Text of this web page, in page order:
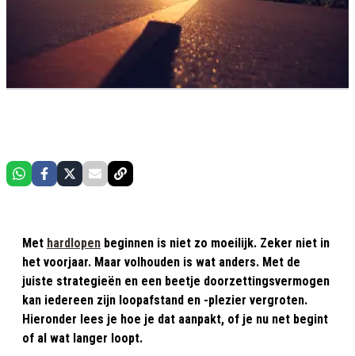
Met hardlopen beginnen is niet zo moeilijk. Zeker niet in
het voorjaar. Maar volhouden is wat anders. Met de
juiste strategieën en een beetje doorzettingsvermogen
kan iedereen zijn loopafstand en -plezier vergroten.
Hieronder lees je hoe je dat aanpakt, of je nu net begint
of al wat langer loopt.